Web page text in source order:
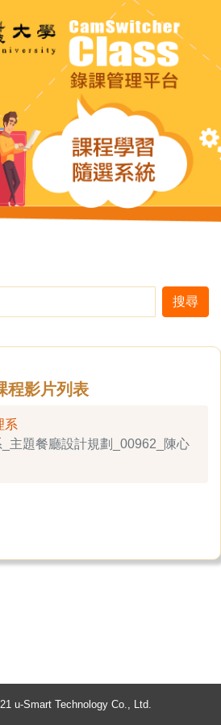
搜尋
程影片列表
系
主題餐廳設計規劃_00962_陳心
u-Smart Technology Co., Ltd.